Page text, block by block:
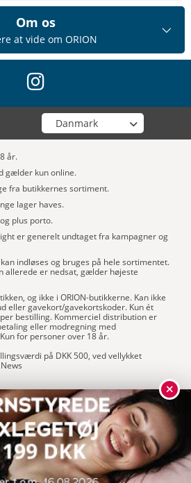
Om os
at vide om ORION
instagram
Vælg din butik
år.
gælder kun online.
fra butikkernes sortiment.
lager haves.
plus porto.
er generelt undtaget fra kampagner og
indløses og bruges på hele sortimentet.
allerede er nedsat, gælder højeste
og ikke i ORION-butikkerne. Kan ikke
eller gavekort/gavekortskoder. Kun ét
bestilling. Kommerciel distribution er
eller modregning med
for personer over 18 år.
på DKK 500, ved vellykket